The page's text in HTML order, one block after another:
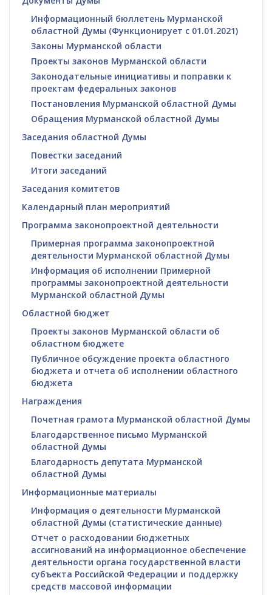
Информационный бюллетень Мурманской
областной Думы (Функционирует с 01.01.2021)
Законы Мурманской области
Проекты законов Мурманской области
Законодательные инициативы и поправки к
проектам федеральных законов
Постановления Мурманской областной Думы
Обращения Мурманской областной Думы
Заседания областной Думы
Повестки заседаний
Итоги заседаний
Заседания комитетов
Календарный план мероприятий
Программа законопроектной деятельности
Примерная программа законопроектной
деятельности Мурманской областной Думы
Информация об исполнении Примерной
программы законопроектной деятельности
Мурманской областной Думы
Областной бюджет
Проекты законов Мурманской области об
областном бюджете
Публичное обсуждение проекта областного
бюджета и отчета об исполнении областного
бюджета
Награждения
Почетная грамота Мурманской областной Думы
Благодарственное письмо Мурманской
областной Думы
Благодарность депутата Мурманской
областной Думы
Информационные материалы
Информация о деятельности Мурманской
областной Думы (статистические данные)
Отчет о расходовании бюджетных
ассигнований на информационное обеспечение
деятельности органа государственной власти
субъекта Российской Федерации и поддержку
средств массовой информации